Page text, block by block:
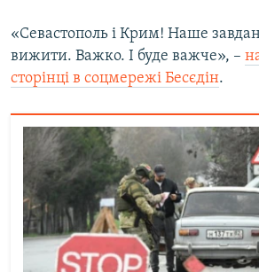
«Севастополь і Крим! Наше
вижити. Важко. І буде важче», –
сторінці в соцмережі Бесєдін.